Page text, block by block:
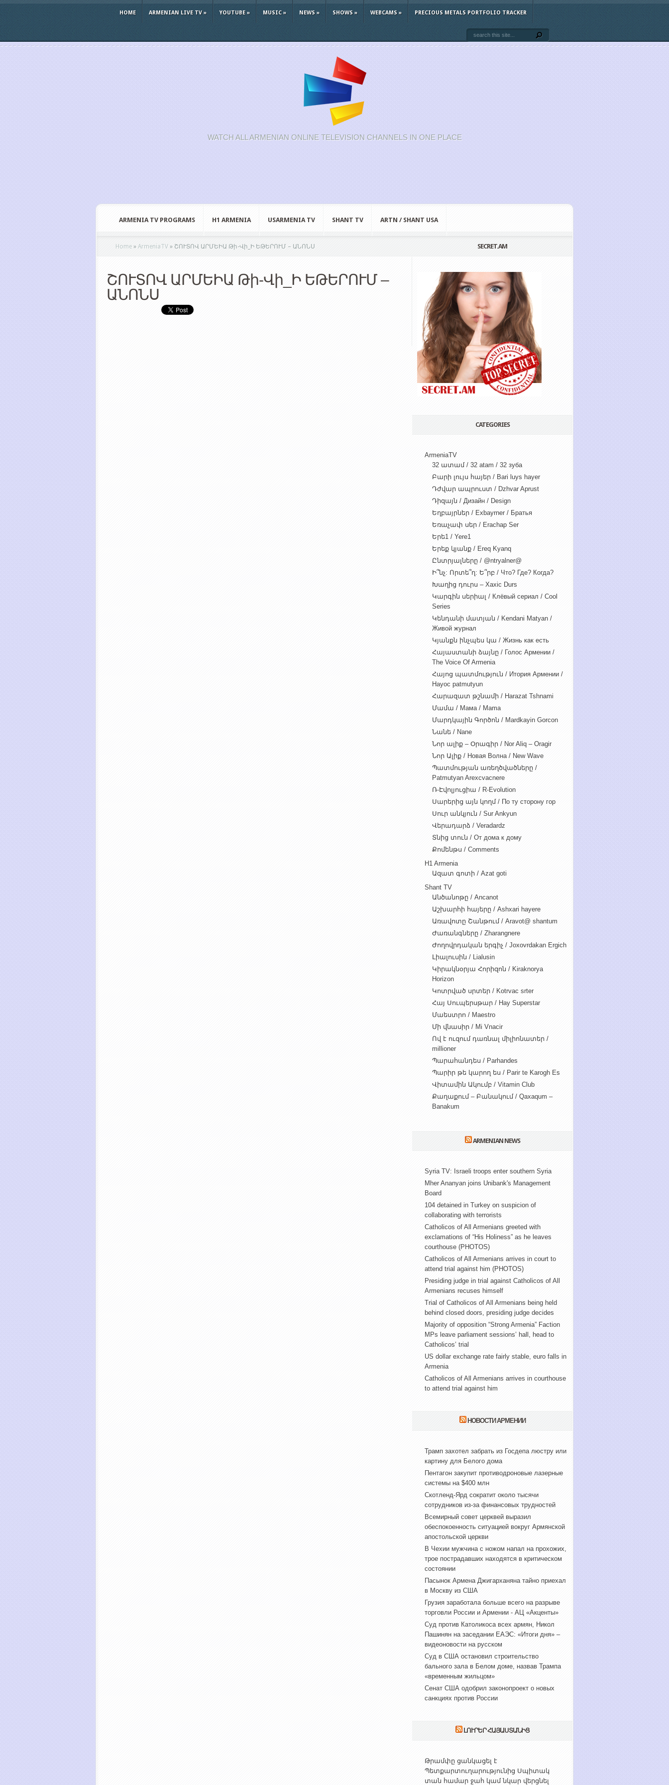
HOME ARMENIAN LIVE TV» YOUTUBE» MUSIC» NEWS » SHOWS » WEBCAMS » PRECIOUS METALS PORTFOLIO TRACKER
WATCH ALL ARMENIAN ONLINE TELEVISION CHANNELS IN ONE PLACE
ARMENIA TV PROGRAMS H1 ARMENIA USARMENIA TV SHANT TV ARTN / SHANT USA
Home » ArmeniaTV » ՇՈՒՏՈՎ ԱՐՄԵԻԱ Թի-Վի_Ի ԵԹԵՐՈՒՄ – ԱՆՈՆՍ
ՇՈՒՏՈՎ ԱՐՄԵԻԱ Թի-Վի_Ի ԵԹԵՐՈՒՄ –
ԱՆՈՆՍ
SECRET.AM
CATEGORIES
ArmeniaTV
32 ատամ / 32 atam / 32 зуба
Բարի լույս հայեր / Bari luys hayer
Դժվար ապրուստ / Dzhvar Aprust
Դիզայն / Дизайн / Design
Եղբայրներ / Exbayrner / Братья
Եռաչափ սեր / Erachap Ser
Երե1 / Yere1
Երեք կյանք / Ereq Kyanq
Ընտրյալները / @ntryalner@
Ի՞նչ: Որտե՞ղ: Ե՞րբ / Что? Где? Когда?
Խաղից դուրս – Xaxic Durs
Կարգին սերիալ / Клёвый сериал / Cool
Series
Կենդանի մատյան / Kendani Matyan /
Живой журнал
Կյանքն ինչպես կա / Жизнь как есть
Հայաստանի ձայնը / Голос Армении /
The Voice Of Armenia
Հայոց պատմություն / Итория Армении /
Hayoc patmutyun
Հարազատ թշնամի / Harazat Tshnami
Մամա / Мама / Mama
Մարդկային Գործոն / Mardkayin Gorcon
Նանե / Nane
Նոր ալիք – Օրագիր / Nor Aliq – Oragir
Նոր Ալիք / Новая Волна / New Wave
Պատմության առեղծվածները /
Patmutyan Arexcvacnere
Ռ-Էվոլյուցիա / R-Evolution
Սարերից այն կողմ / По ту сторону гор
Սուր անկյուն / Sur Ankyun
Վերադարձ / Veradardz
Տնից տուն / От дома к дому
Քոմենթս / Comments
H1 Armenia
Ազատ գոտի / Azat goti
Shant TV
Անծանոթը / Ancanot
Աշխարհի հայերը / Ashxari hayere
Առավոտը Շանթում / Aravot@ shantum
Ժառանգները / Zharangnere
Ժողովրդական երգիչ / Joxovrdakan Ergich
Լիալուսին / Lialusin
Կիրակնօրյա Հորիզոն / Kiraknorya
Horizon
Կոտրված սրտեր / Kotrvac srter
Հայ Սուպերսթար / Hay Superstar
Մաեստրո / Maestro
Մի վնասիր / Mi Vnacir
Ով է ուզում դառնալ միլիոնատեր /
millioner
Պարահանդես / Parhandes
Պարիր թե կարող ես / Parir te Karogh Es
Վիտամին Ակումբ / Vitamin Club
Քաղաքում – Բանակում / Qaxaqum –
Banakum
ARMENIAN NEWS
Syria TV: Israeli troops enter southern Syria
Mher Ananyan joins Unibank's Management
Board
104 detained in Turkey on suspicion of
collaborating with terrorists
Catholicos of All Armenians greeted with
exclamations of “His Holiness” as he leaves
courthouse (PHOTOS)
Catholicos of All Armenians arrives in court to
attend trial against him (PHOTOS)
Presiding judge in trial against Catholicos of All
Armenians recuses himself
Trial of Catholicos of All Armenians being held
behind closed doors, presiding judge decides
Majority of opposition “Strong Armenia” Faction
MPs leave parliament sessions’ hall, head to
Catholicos’ trial
US dollar exchange rate fairly stable, euro falls in
Armenia
Catholicos of All Armenians arrives in courthouse
to attend trial against him
НОВОСТИ АРМЕНИИ
Трамп захотел забрать из Госдепа люстру или
картину для Белого дома
Пентагон закупит противодроновые лазерные
системы на $400 млн
Скотленд-Ярд сократит около тысячи
сотрудников из-за финансовых трудностей
Всемирный совет церквей выразил
обеспокоенность ситуацией вокруг Армянской
апостольской церкви
В Чехии мужчина с ножом напал на прохожих,
трое пострадавших находятся в критическом
состоянии
Пасынок Армена Джигарханяна тайно приехал
в Москву из США
Грузия заработала больше всего на разрыве
торговли России и Армении - АЦ «Акценты»
Суд против Католикоса всех армян, Никол
Пашинян на заседании ЕАЭС: «Итоги дня» –
видеоновости на русском
Суд в США остановил строительство
бального зала в Белом доме, назвав Трампа
«временным жильцом»
Сенат США одобрил законопроект о новых
санкциях против России
ԼՈՒՐԵՐ ՀԱՅԱՍՏԱՆԻՑ
Թրամփը ցանկացել է
Պետքարտուղարությունից Սպիտակ
տան համար ջահ կամ նկար վերցնել